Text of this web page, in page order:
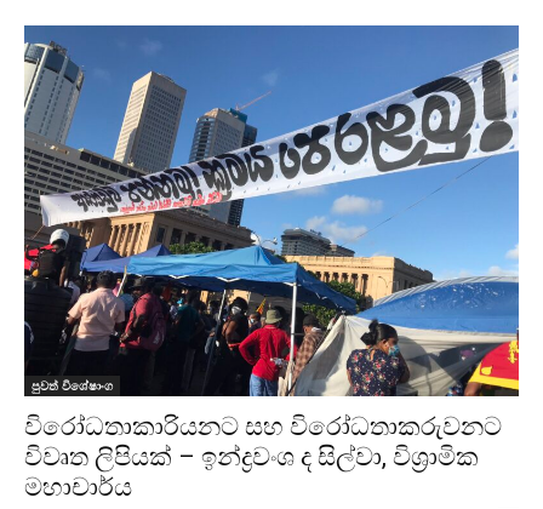
පුවත් විශේෂාංග
විරෝධතාකාරියනට සහ විරෝධතාකරුවනට
විවෘත ලිපියක් – ඉන්ද්‍රවංශ ද සිල්වා, විශ්‍රාමික
මහාචාර්ය